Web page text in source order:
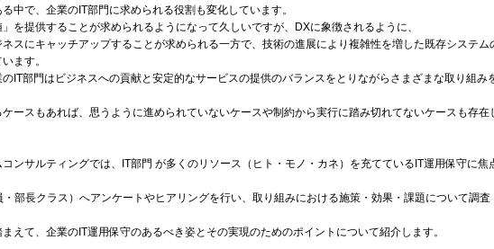
中で、企業のIT部門に求められる役割も変化しています。
を提供することが求められるようになって久しいですが、DXに象徴されるように、
スにキャッチアップすることが求められる一方で、技術の進展により複雑性を増した既存システム
ます。
IT部門はビジネスへの貢献と安定的なサービスの提供のバランスをとりながらさまざまな取り組み
ースもあれば、思うように進められていないケースや制約から実行に踏み切れてないケースも存在
ンサルティングでは、IT部門 が多くのリソース（ヒト・モノ・カネ）を充てているIT運用保守に焦
部長クラス）へアンケートやヒアリングを行い、取り組みにおける施策・効果・課題について調査
えて、企業のIT運用保守のあるべき姿とその実現のためのポイントについて紹介します。